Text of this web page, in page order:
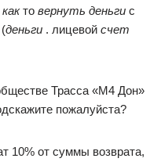
както вернуть деньги с
деньги . лицевой счет
Трасса «М4 Дон»
пожалуйста?
10% от суммы возврата,